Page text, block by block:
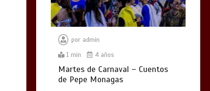
por admin
1 min
4 años
Martes de Carnaval – Cuentos
de Pepe Monagas